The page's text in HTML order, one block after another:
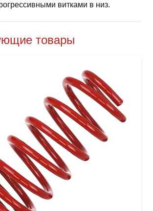
витками в низ.
товары